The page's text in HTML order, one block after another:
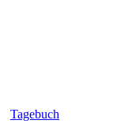
Tagebuch